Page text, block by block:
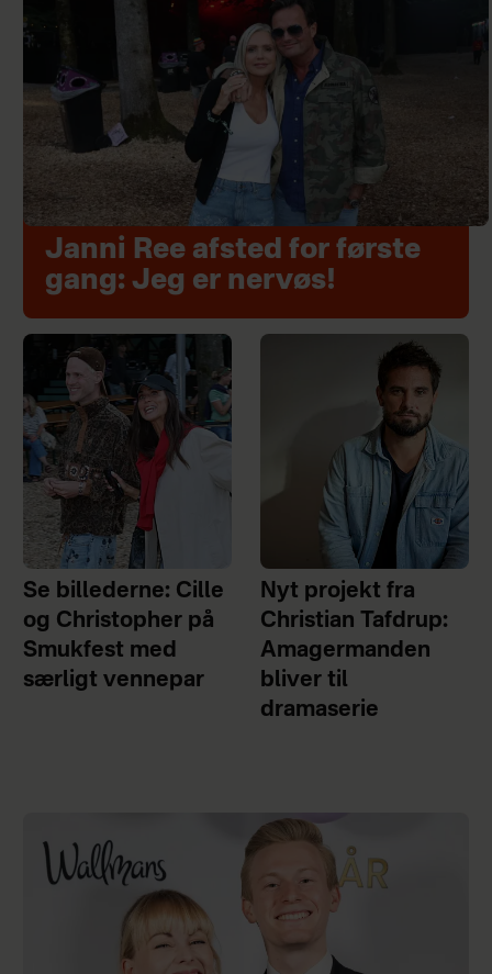
Janni Ree afsted for første
gang: Jeg er nervøs!
Se billederne: Cille
og Christopher på
Smukfest med
særligt vennepar
Nyt projekt fra
Christian Tafdrup:
Amagermanden
bliver til
dramaserie